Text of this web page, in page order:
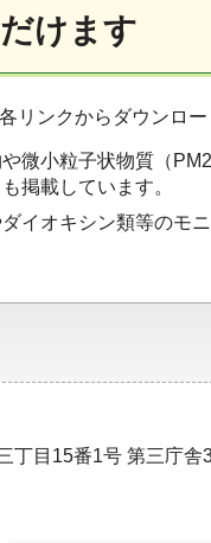
けます
ンクからダウンロー
や微小粒子状物質（
掲載しています。
イオキシン類等のモ
丁目15番1号 第三庁舎